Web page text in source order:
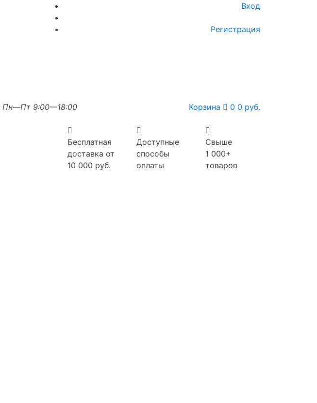
Вход
Регистрация
Пн—Пт 9:00—18:00
Корзина 0 0 руб.
Бесплатная
доставка от
10 000 руб.
Доступные
способы
оплаты
Свыше
1 000+
товаров